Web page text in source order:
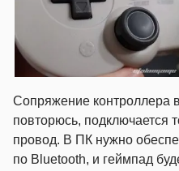
Сопряжение контроллера
повторюсь, подключается
провод. В ПК нужно
по Bluetooth, и геймпад